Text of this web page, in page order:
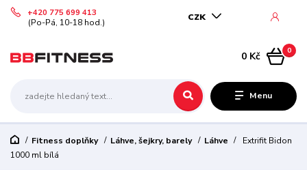
Menu
CZK
+420 775 699 413
(Po-Pá, 10-18 hod.)
0
0 Kč
Fitness doplňky Láhve, šejkry, barely Láhve
Extrifit Bidon
1000 ml bílá